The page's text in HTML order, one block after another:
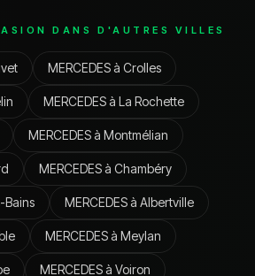
DANS D'AUTRES VILLES
MERCEDESà Crolles
MERCEDESà La Rochette
MERCEDESà Montmélian
MERCEDESà Chambéry
Bains MERCEDESà Albertville
MERCEDESà Meylan
MERCEDESà Voiron